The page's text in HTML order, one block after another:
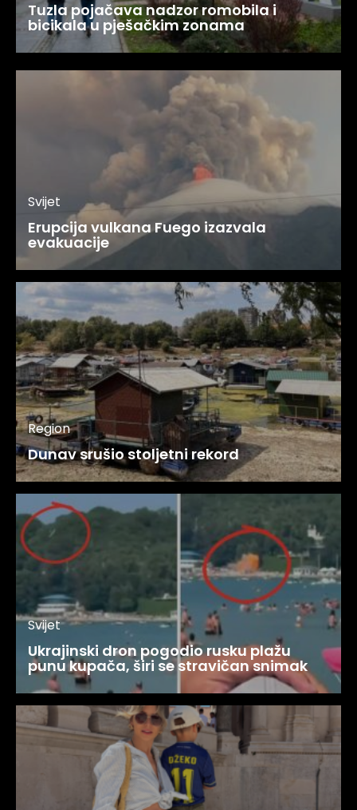
Tuzla pojačava nadzor romobila i
bicikala u pješačkim zonama
Svijet
Erupcija vulkana Fuego izazvala
evakuacije
Region
Dunav srušio stoljetni rekord
Svijet
Ukrajinski dron pogodio rusku plažu
punu kupača, širi se stravičan snimak